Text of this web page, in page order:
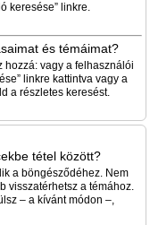
keresése” linkre.
és témáimat?
hozzá: vagy a felhasználói
linkre kattintva vagy a
a részletes keresést.
tétel között?
a böngésződéhez. Nem
visszatérhetsz a témához.
– a kívánt módon –,